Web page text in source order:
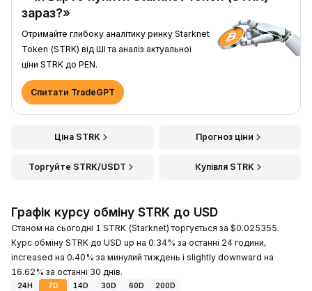
зараз?»
Отримайте глибоку аналітику ринку Starknet
Token (STRK) від ШІ та аналіз актуальної
ціни STRK до PEN.
Спитати TradeGPT
Ціна STRK Прогноз ціни
Торгуйте STRK/USDT Купівля STRK
Графік курсу обміну STRK до USD
Станом на сьогодні 1 STRK (Starknet) торгується за $0.025355.
Курс обміну STRK до USD up на 0.34% за останні 24 години,
increased на 0.40% за минулий тиждень і slightly downward на
16.62% за останні 30 днів.
24H 7D 14D 30D 60D
200D